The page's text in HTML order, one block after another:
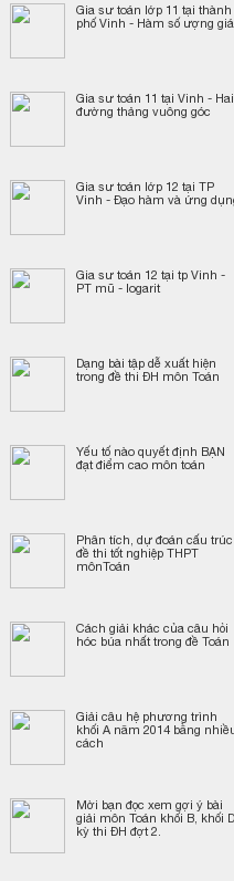
Gia sư toán lớp 11 tại thành
phố Vinh - Hàm số ượng
Gia sư toán 11 tại Vinh - Hai
đường thảng vuông góc
Gia sư toán lớp 12 tại TP
Vinh - Đạo hàm và ứng
Gia sư toán 12 tại tp Vinh -
PT mũ - logarit
Dạng bài tập dễ xuất hiện
trong đề thi ĐH môn Toán
Yếu tố nào quyết định BẠN
đạt điểm cao môn toán
Phân tích, dự đoán cấu trúc
đề thi tốt nghiệp THPT
mônToán
Cách giải khác của câu hỏi
hóc búa nhất trong đề Toán
Giải câu hệ phương trình
khối A năm 2014 bằng
cách
Mời bạn đọc xem gợi ý bài
giải môn Toán khối B, khối D
kỳ thi ĐH đợt 2.